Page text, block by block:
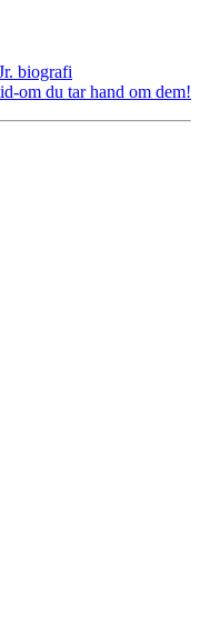
biografi
om du tar hand om dem!